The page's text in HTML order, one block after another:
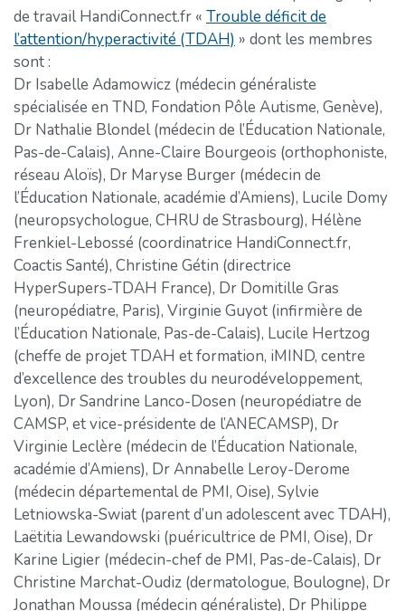
de travail HandiConnect.fr « Trouble déficit de
l’attention/hyperactivité (TDAH) » dont les membres
sont :
Dr Isabelle Adamowicz (médecin généraliste
spécialisée en TND, Fondation Pôle Autisme, Genève),
Dr Nathalie Blondel (médecin de l’Éducation Nationale,
Pas-de-Calais), Anne-Claire Bourgeois (orthophoniste,
réseau Aloïs), Dr Maryse Burger (médecin de
l’Éducation Nationale, académie d’Amiens), Lucile Domy
(neuropsychologue, CHRU de Strasbourg), Hélène
Frenkiel-Lebossé (coordinatrice HandiConnect.fr,
Coactis Santé), Christine Gétin (directrice
HyperSupers-TDAH France), Dr Domitille Gras
(neuropédiatre, Paris), Virginie Guyot (infirmière de
l’Éducation Nationale, Pas-de-Calais), Lucile Hertzog
(cheffe de projet TDAH et formation, iMIND, centre
d’excellence des troubles du neurodéveloppement,
Lyon), Dr Sandrine Lanco-Dosen (neuropédiatre de
CAMSP, et vice-présidente de l’ANECAMSP), Dr
Virginie Leclère (médecin de l’Éducation Nationale,
académie d’Amiens), Dr Annabelle Leroy-Derome
(médecin départemental de PMI, Oise), Sylvie
Letniowska-Swiat (parent d’un adolescent avec TDAH),
Laëtitia Lewandowski (puéricultrice de PMI, Oise), Dr
Karine Ligier (médecin-chef de PMI, Pas-de-Calais), Dr
Christine Marchat-Oudiz (dermatologue, Boulogne), Dr
Jonathan Moussa (médecin généraliste), Dr Philippe